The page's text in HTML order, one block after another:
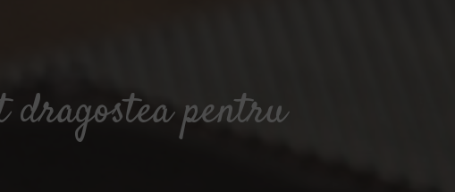
dragostea pentru